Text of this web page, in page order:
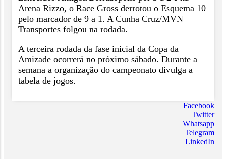
Arena Rizzo, o Race Gross derrotou o Esquema 10
pelo marcador de 9 a 1. A Cunha Cruz/MVN
Transportes folgou na rodada.
A terceira rodada da fase inicial da Copa da
Amizade ocorrerá no próximo sábado. Durante a
semana a organização do campeonato divulga a
tabela de jogos.
Facebook
Twitter
Whatsapp
Telegram
LinkedIn